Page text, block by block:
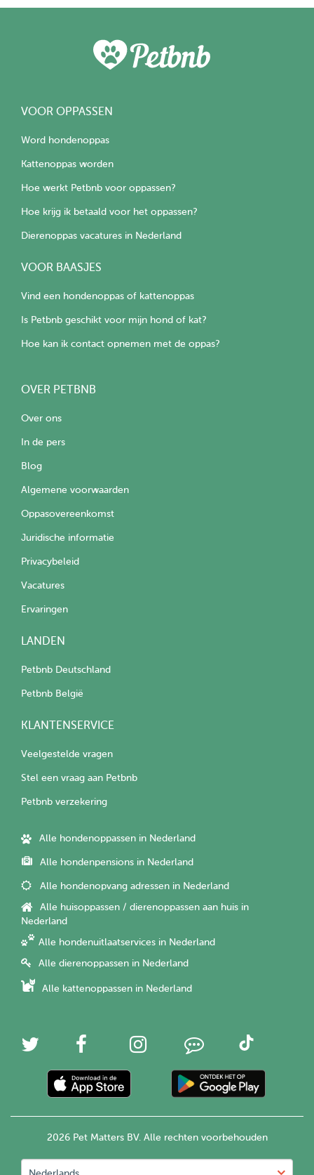
VOOR OPPASSEN
Word hondenoppas
Kattenoppas worden
Hoe werkt Petbnb voor oppassen?
Hoe krijg ik betaald voor het oppassen?
Dierenoppas vacatures in Nederland
VOOR BAASJES
Vind een hondenoppas of kattenoppas
Is Petbnb geschikt voor mijn hond of kat?
Hoe kan ik contact opnemen met de oppas?
OVER PETBNB
Over ons
In de pers
Blog
Algemene voorwaarden
Oppasovereenkomst
Juridische informatie
Privacybeleid
Vacatures
Ervaringen
LANDEN
Petbnb Deutschland
Petbnb België
KLANTENSERVICE
Veelgestelde vragen
Stel een vraag aan Petbnb
Petbnb verzekering
Alle hondenoppassen in Nederland
Alle hondenpensions in Nederland
Alle hondenopvang adressen in Nederland
Alle huisoppassen / dierenoppassen aan huis in
Nederland
Alle hondenuitlaatservices in Nederland
Alle dierenoppassen in Nederland
Alle kattenoppassen in Nederland
2026 Pet Matters BV. Alle rechten voorbehouden